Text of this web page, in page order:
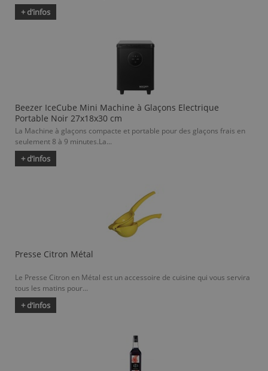
+ d’infos
Beezer IceCube Mini Machine à Glaçons Electrique
Portable Noir 27x18x30 cm
La Machine à glaçons compacte et portable pour des glaçons frais en
seulement 8 à 9 minutes.La...
+ d’infos
Presse Citron Métal
Le Presse Citron en Métal est un accessoire de cuisine qui vous servira
tous les matins pour...
+ d’infos